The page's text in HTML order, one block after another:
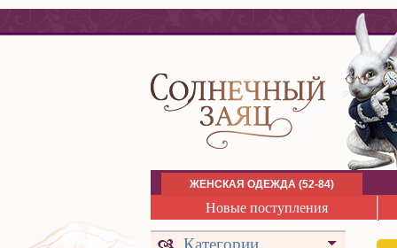
ЖЕНСКАЯ ОДЕЖДА (52-84)
Новые поступления
Категории